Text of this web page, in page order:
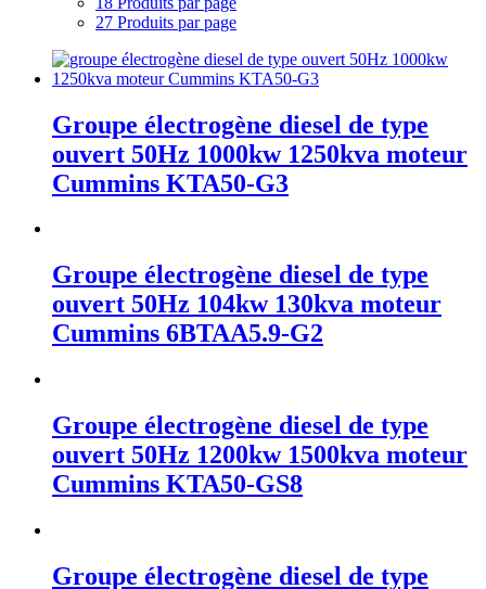
27 Produits par page
Groupe électrogène diesel de type
ouvert 50Hz 1000kw 1250kva moteur
Cummins KTA50-G3
Groupe électrogène diesel de type
ouvert 50Hz 104kw 130kva moteur
Cummins 6BTAA5.9-G2
Groupe électrogène diesel de type
ouvert 50Hz 1200kw 1500kva moteur
Cummins KTA50-GS8
Groupe électrogène diesel de type